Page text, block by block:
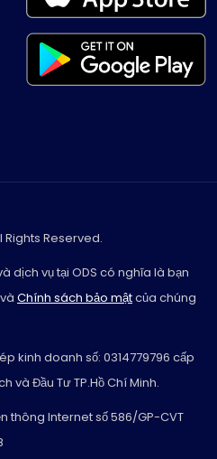
Reserved.
dịch vụ tại ODS có nghĩa là bạn
và Chính sách bảo mậtcủa chúng
kinh doanh số: 0314779796 cấp
và Đầu Tư TP.Hồ Chí Minh.
thông Internet số 586/GP-CVT